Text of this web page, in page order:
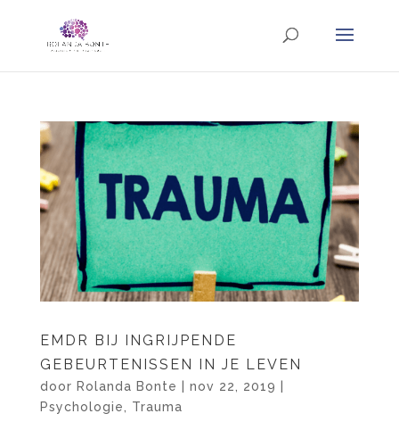
EMDR BIJ INGRIJPENDE
GEBEURTENISSEN IN JE LEVEN
door Rolanda Bonte | nov 22, 2019 |
Psychologie
Trauma